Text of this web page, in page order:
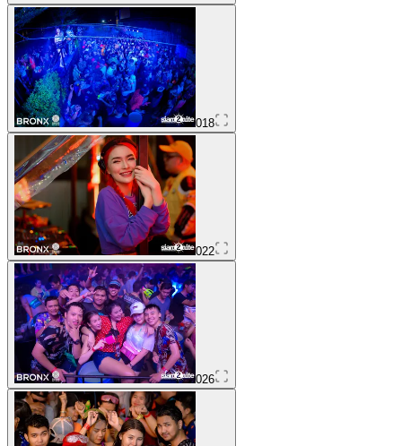
018
022
026